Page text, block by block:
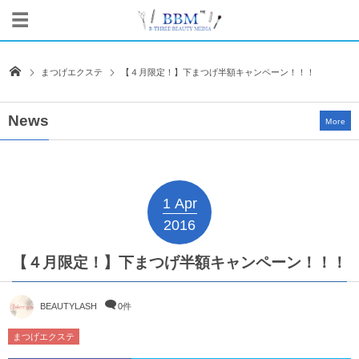
まつげエクステ 【４月限定！】下まつげ半額キャンペーン！！！
News More
1 Apr
2016
【４月限定！】下まつげ半額キャンペーン！！！
BEAUTYLASH 0件
まつげエクステ